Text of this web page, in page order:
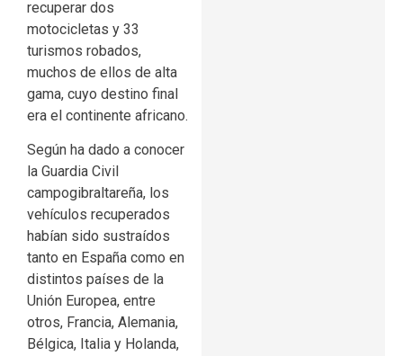
recuperar dos
motocicletas y 33
turismos robados,
muchos de ellos de alta
gama, cuyo destino final
era el continente africano.
Según ha dado a conocer
la Guardia Civil
campogibraltareña, los
vehículos recuperados
habían sido sustraídos
tanto en España como en
distintos países de la
Unión Europea, entre
otros, Francia, Alemania,
Bélgica, Italia y Holanda,